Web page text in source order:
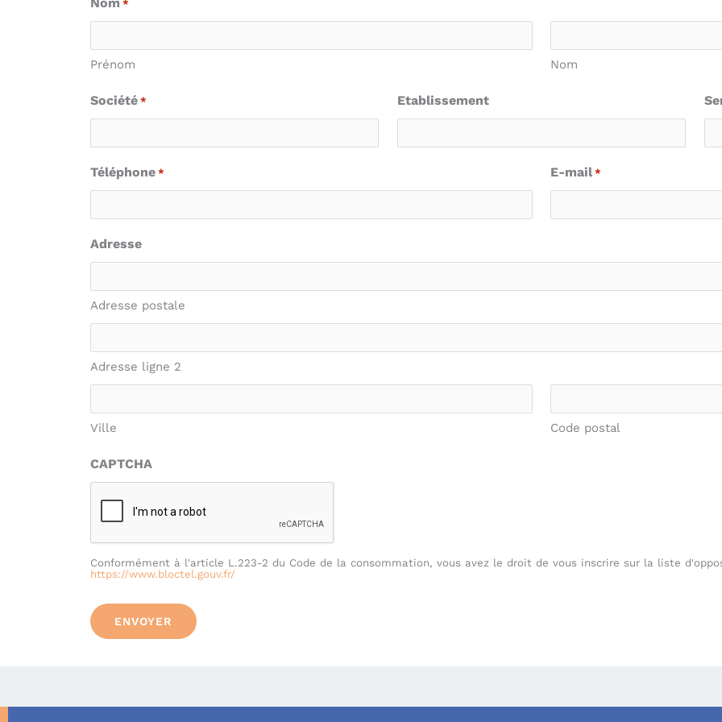
*
Prénom Nom
Société * Etablissement
Téléphone * E-mail *
Adresse
Adresse postale
Adresse ligne 2
Ville Code postal
CAPTCHA
Conformément à l'article L.223-2 du Code de la consommation, vous avez le droit de vous inscrire sur la liste
https://www.bloctel.gouv.fr/